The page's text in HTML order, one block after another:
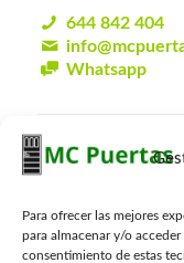
Para ofrecer las mejores
para almacenar y/o
consentimiento de estas
644 842 404
Whatsapp
Presupuesto